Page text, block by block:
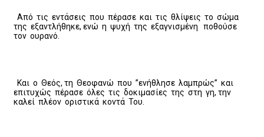
Από τις εντάσεις που πέρασε και τις θλίψεις το σώμα
της εξαντλήθηκε, ενώ η ψυχή της εξαγνισμένη ποθούσε
τον ουρανό.
Και ο Θεός, τη Θεοφανώ που ”ενήθλησε λαμπρώς” και
επιτυχώς πέρασε όλες τις δοκιμασίες της στη γη, την
καλεί πλέον οριστικά κοντά Του.